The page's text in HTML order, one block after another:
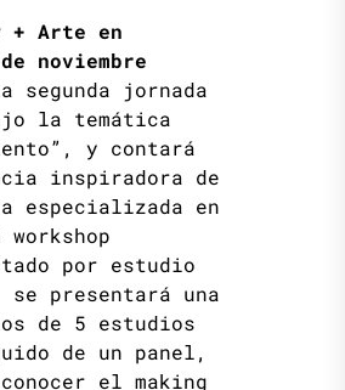
+ Arte en
noviembre
jornada
la temática
y contará
inspiradora de
especializada en
por estudio
se presentará una
de 5 estudios
de un panel,
el making